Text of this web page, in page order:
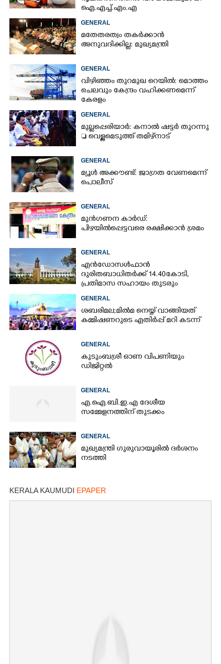
ഐ.എച്ച്.എം.എ
GENERAL
മതേതരത്വം തകർക്കാൻ
അനുവദിക്കില്ല: മുഖ്യമന്ത്രി
GENERAL
വിഴിഞ്ഞം തുറമുഖ റെയിൽ: മൊത്തം
ചെലവും കേന്ദ്രം വഹിക്കണമെന്ന്
കേരളം
GENERAL
മുല്ലപ്പെരിയാർ: കനാൽ ഷട്ടർ തുറന്നു
 വെള്ളമെടുത്ത് തമിഴ്നാട്
GENERAL
മ്യൂൾ അക്കൗണ്ട്: ജാഗ്രത വേണമെന്ന്
പൊലീസ്
GENERAL
മുൻഗണന കാർഡ്:
പിഴയിൽപ്പെട്ടവരെ രക്ഷിക്കാൻ ശ്രമം
GENERAL
എൻഡോസൾഫാൻ
ദുരിതബാധിതർക്ക് 14.40കോടി,
പ്രതിമാസ സഹായം തുടരും
GENERAL
ശബരിമല;മിൽമ നെയ്യ് വാങ്ങിയത്
കമ്മിഷണറുടെ എതിർപ്പ് മറി കടന്ന്
GENERAL
കുടുംബശ്രീ ഓണ വിപണിയും
ഡിജിറ്റൽ
GENERAL
എ.ഐ.ബി.ഇ.എ ദേശീയ
സമ്മേളനത്തിന് തുടക്കം
GENERAL
മുഖ്യമന്ത്രി ഗുരുവായൂരിൽ ദർശനം
നടത്തി
KERALA KAUMUDI EPAPER